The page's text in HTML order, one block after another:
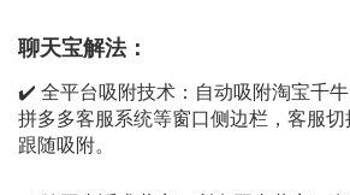
聊天宝解法：
✔️ 全平台吸附技术：自动吸附淘宝千牛
拼多多客服系统等窗口侧边栏，客服
跟随吸附。